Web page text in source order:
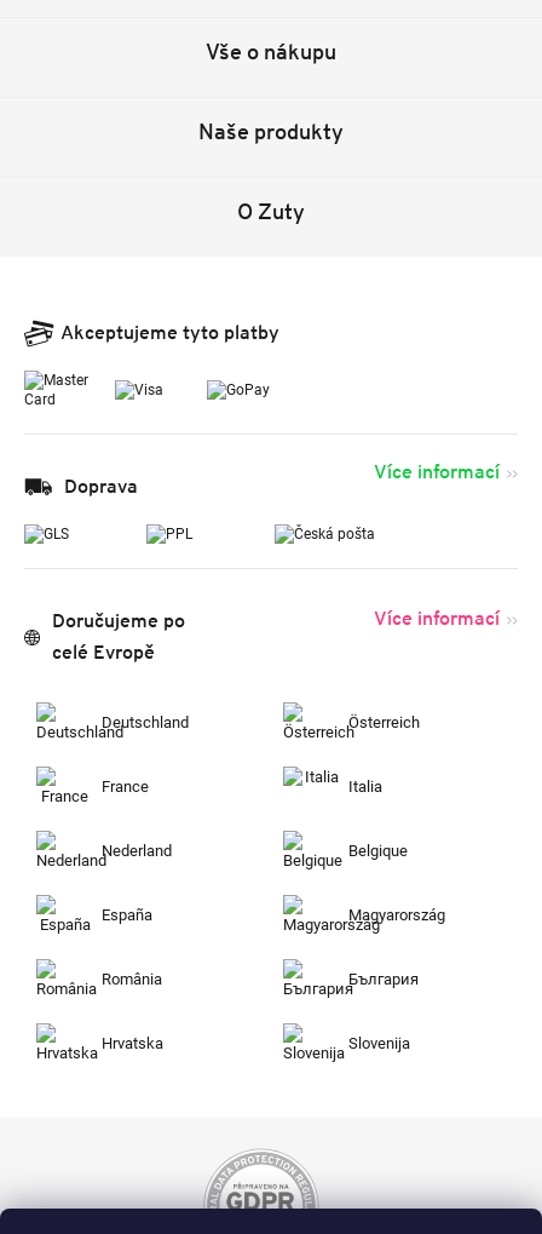
Vše o nákupu
Naše produkty
O Zuty
Akceptujeme tyto platby
Doprava
Více informací
Doručujeme po
celé Evropě
Více informací
Deutschland Österreich
France Italia
Nederland Belgique
España Magyarország
România България
Hrvatska Slovenija